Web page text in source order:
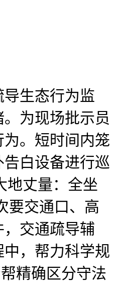
生态行为监
为现场批示员
。短时间内笼
白设备进行巡
地丈量：全坐
要交通口、高
交通疏导辅
，帮力科学规
精确区分守法